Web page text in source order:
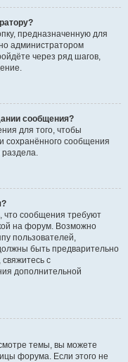
предназначенную для
администратором
через ряд шагов,
сообщения?
для того, чтобы
сохранённого сообщения
раздела.
сообщения требуют
на форум. Возможно
пользователей,
быть предварительно
с
дополнительной
темы, вы можете
форума. Если этого не